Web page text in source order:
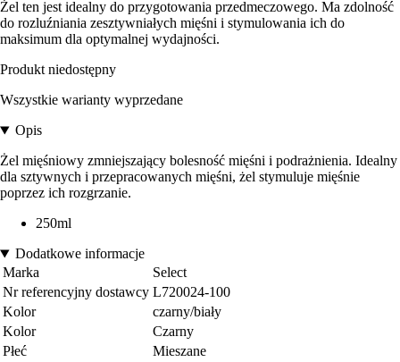
Żel ten jest idealny do przygotowania przedmeczowego. Ma zdolność
do rozluźniania zesztywniałych mięśni i stymulowania ich do
maksimum dla optymalnej wydajności.
Produkt niedostępny
Wszystkie warianty wyprzedane
Opis
Żel mięśniowy zmniejszający bolesność mięśni i podrażnienia. Idealny
dla sztywnych i przepracowanych mięśni, żel stymuluje mięśnie
poprzez ich rozgrzanie.
250ml
Dodatkowe informacje
Marka
Select
Nr referencyjny dostawcy L720024-100
Kolor
czarny/biały
Kolor
Czarny
Płeć
Mieszane